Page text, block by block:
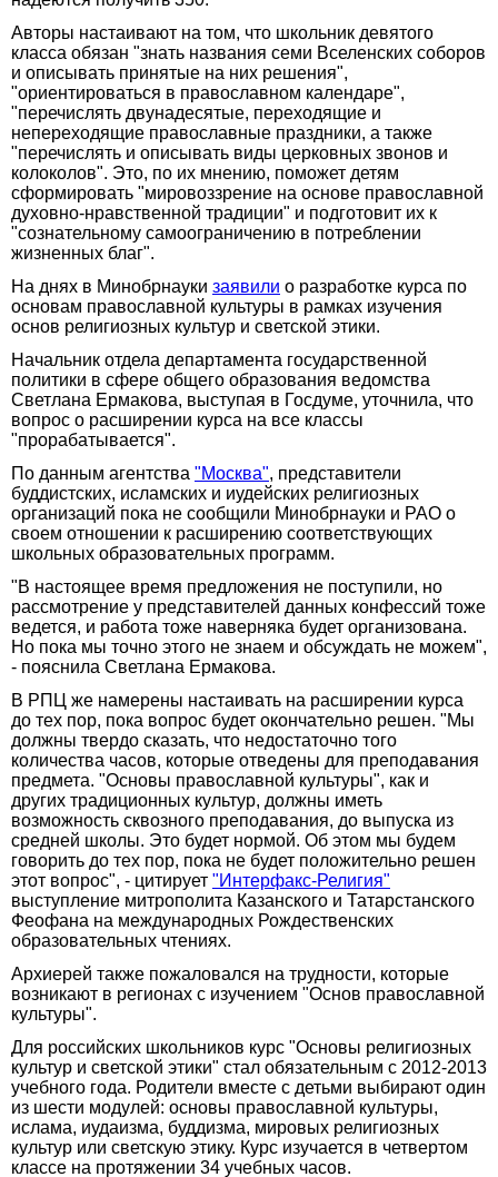
Авторы настаивают на том, что школьник девятого
класса обязан "знать названия семи Вселенских соборов
и описывать принятые на них решения",
"ориентироваться в православном календаре",
"перечислять двунадесятые, переходящие и
непереходящие православные праздники, а также
"перечислять и описывать виды церковных звонов и
колоколов". Это, по их мнению, поможет детям
сформировать "мировоззрение на основе православной
духовно-нравственной традиции" и подготовит их к
"сознательному самоограничению в потреблении
жизненных благ".
На днях в Минобрнауки заявили о разработке курса по
основам православной культуры в рамках изучения
основ религиозных культур и светской этики.
Начальник отдела департамента государственной
политики в сфере общего образования ведомства
Светлана Ермакова, выступая в Госдуме, уточнила, что
вопрос о расширении курса на все классы
"прорабатывается".
По данным агентства "Москва", представители
буддистских, исламских и иудейских религиозных
организаций пока не сообщили Минобрнауки и РАО о
своем отношении к расширению соответствующих
школьных образовательных программ.
"В настоящее время предложения не поступили, но
рассмотрение у представителей данных конфессий тоже
ведется, и работа тоже наверняка будет организована.
Но пока мы точно этого не знаем и обсуждать не можем",
- пояснила Светлана Ермакова.
В РПЦ же намерены настаивать на расширении курса
до тех пор, пока вопрос будет окончательно решен. "Мы
должны твердо сказать, что недостаточно того
количества часов, которые отведены для преподавания
предмета. "Основы православной культуры", как и
других традиционных культур, должны иметь
возможность сквозного преподавания, до выпуска из
средней школы. Это будет нормой. Об этом мы будем
говорить до тех пор, пока не будет положительно решен
этот вопрос", - цитирует "Интерфакс-Религия"
выступление митрополита Казанского и Татарстанского
Феофана на международных Рождественских
образовательных чтениях.
Архиерей также пожаловался на трудности, которые
возникают в регионах с изучением "Основ православной
культуры".
Для российских школьников курс "Основы религиозных
культур и светской этики" стал обязательным с 2012-2013
учебного года. Родители вместе с детьми выбирают один
из шести модулей: основы православной культуры,
ислама, иудаизма, буддизма, мировых религиозных
культур или светскую этику. Курс изучается в четвертом
классе на протяжении 34 учебных часов.